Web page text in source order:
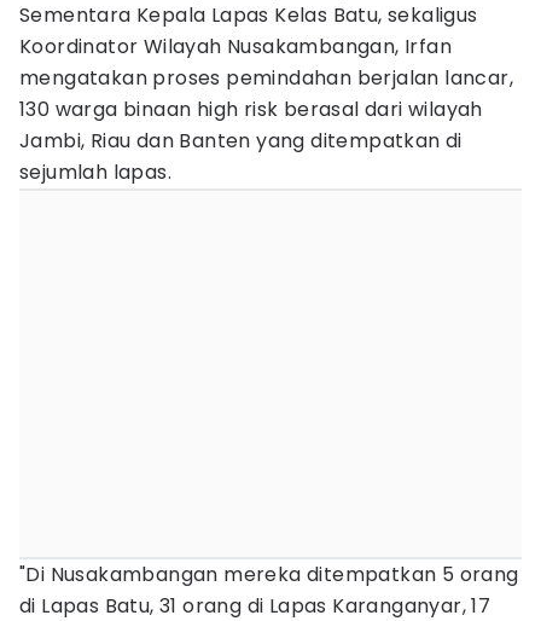
Sementara Kepala Lapas Kelas Batu, sekaligus
Koordinator Wilayah Nusakambangan, Irfan
mengatakan proses pemindahan berjalan lancar,
130 warga binaan high risk berasal dari wilayah
Jambi, Riau dan Banten yang ditempatkan di
sejumlah lapas.
"Di Nusakambangan mereka ditempatkan 5 orang
di Lapas Batu, 31 orang di Lapas Karanganyar, 17